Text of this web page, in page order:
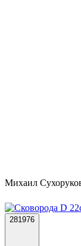
Михаил
281976